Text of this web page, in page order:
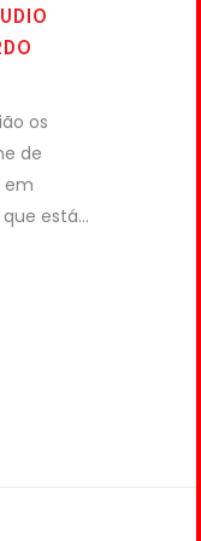
os
de
em
está...